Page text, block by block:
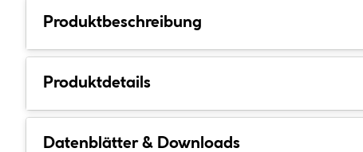
Produktbeschreibung
Produktdetails
Datenblätter & Downloads